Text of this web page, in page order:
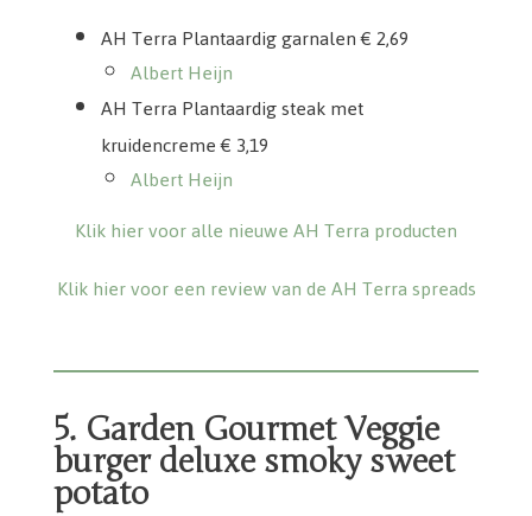
AH Terra Plantaardig garnalen€ 2,69
Albert Heijn
AH Terra Plantaardig steak met
kruidencreme € 3,19
Albert Heijn
Klik hier voor alle nieuwe AH Terra producten
Klik hier voor een review van de AH Terra spreads
5. Garden Gourmet Veggie
burger deluxe smoky sweet
potato